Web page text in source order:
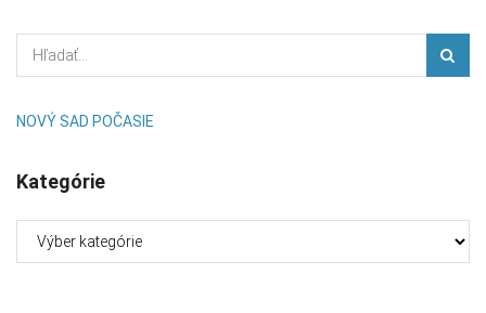
NOVÝ SAD POČASIE
Kategórie